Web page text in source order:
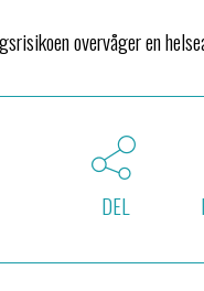
overvåger en
DEL